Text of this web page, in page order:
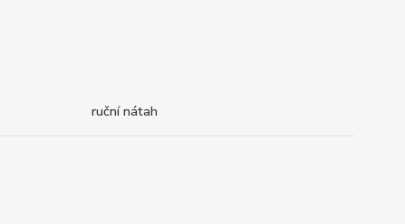
ruční nátah